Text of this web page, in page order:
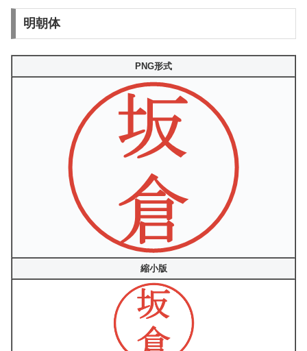
明朝体
PNG形式
縮小版